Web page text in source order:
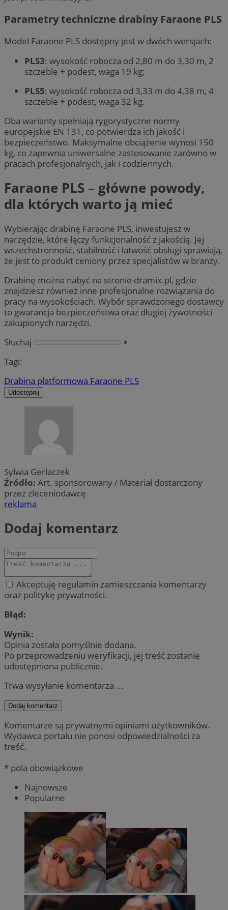
Parametry techniczne drabiny Faraone PLS
Model Faraone PLS dostępny jest w dwóch wersjach:
PLS3: wysokość robocza od 2,80 m do 3,30 m, 2
szczeble + podest, waga 19 kg;
PLS5: wysokość robocza od 3,33 m do 4,38 m, 4
szczeble + podest, waga 32 kg.
Oba warianty spełniają rygorystyczne normy
europejskie EN 131, co potwierdza ich jakość i
bezpieczeństwo. Maksymalne obciążenie wynosi 150
kg, co zapewnia uniwersalne zastosowanie zarówno w
pracach profesjonalnych, jak i codziennych.
Faraone PLS – główne powody,
dla których warto ją mieć
Wybierając drabinę Faraone PLS, inwestujesz w
narzędzie, które łączy funkcjonalność z jakością. Jej
wszechstronność, stabilność i łatwość obsługi sprawiają,
że jest to produkt ceniony przez specjalistów w branży.
Drabinę można nabyć na stronie dramix.pl, gdzie
znajdziesz również inne profesjonalne rozwiązania do
pracy na wysokościach. Wybór sprawdzonego dostawcy
to gwarancja bezpieczeństwa oraz długiej żywotności
zakupionych narzędzi.
Słuchaj
⏵︎
Tagi:
Drabina platformowa Faraone PLS
Udostępnij
Sylwia Gerlaczek
Źródło: Art. sponsorowany / Materiał dostarczony
przez zleceniodawcę
reklama
Dodaj komentarz
Akceptuję regulamin zamieszczania komentarzy
oraz politykę prywatności.
Błąd:
Wynik:
Opinia została pomyślnie dodana.
Po przeprowadzeniu weryfikacji, jej treść zostanie
udostępniona publicznie.
Trwa wysyłanie komentarza ...
Dodaj komentarz
Komentarze są prywatnymi opiniami użytkowników.
Wydawca portalu nie ponosi odpowiedzialności za
treść.
* pola obowiązkowe
Najnowsze
Popularne